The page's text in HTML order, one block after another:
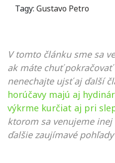
Tagy: Gustavo Petro
V tomto článku sme sa
ak máte chuť
nenechajte ujsť aj ďalší
horúčavy majú aj
výkrme kurčiat aj pri
ktorom sa venujeme
ďalšie zaujímavé